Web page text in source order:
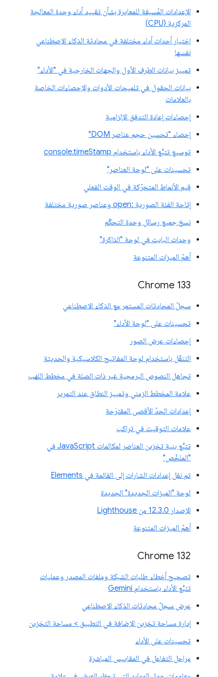
الإعدادات المُسبقة للمعايرة بشأن تقييد أداء وحدة المعالجة
المركزية (CPU)
اختيار أحداث أداء مختلفة في محادثة الذكاء الاصطناعي
نفسها
تمييز بيانات الطرف الأول والجهات الخارجية في "الأداء"
بيانات الحقول في تلميحات الأدوات والإحصاءات الخاصة
بالعلامات
إحصاءات إعادة التدفق الإلزامية
إحصاء "تحسين حجم عناصر DOM"
توسيع تتبُّع الأداء باستخدام console.timeStamp
تحسينات على "لوحة العناصر"
قيم الأنماط المتحرّكة في الوقت الفعلي
إتاحة الفئة الصورية :open وعناصر صورية مختلفة
نسخ جميع رسائل وحدة التحكّم
وحدات البايت في لوحة "الذاكرة"
أهمّ الميزات المتنوعة
‫Chrome 133
سجلّ المحادثات المستمر مع الذكاء الاصطناعي
تحسينات على "لوحة الأداء"
إحصاءات عرض الصور
التنقّل باستخدام لوحة المفاتيح الكلاسيكية والحديثة
تجاهل النصوص البرمجية غير ذات الصلة في مخطط اللهب
علامة المخطط الزمني وتمييز النطاق عند التمرير
إعدادات الحدّ الأقصى المقترَحة
علامات التوقيت في تراكب
تتبُّع بنية تخزين العناصر لمكالمات JavaScript في
"الملخّص"
تم نقل إعدادات الشارات إلى القائمة في Elements
لوحة "الميزات الجديدة" الجديدة
الإصدار 12.3.0 من Lighthouse
أهمّ الميزات المتنوعة
Chrome 132
تصحيح أخطاء طلبات الشبكة وملفات المصدر وعمليات
تتبُّع الأداء باستخدام Gemini
عرض سجلّ محادثات الذكاء الاصطناعي
إدارة مساحة تخزين الإضافة في التطبيق > مساحة التخزين
تحسينات على الأداء
مراحل التفاعل في المقاييس المباشرة